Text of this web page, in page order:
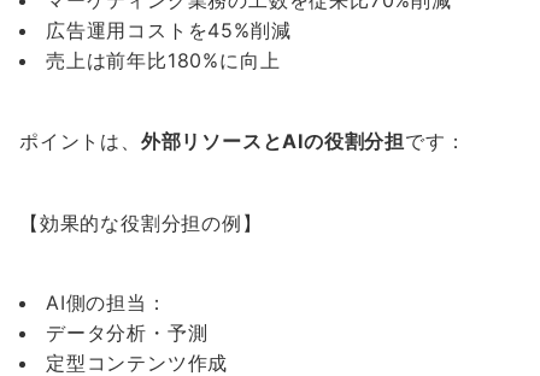
広告運用コストを45%削減
売上は前年比180%に向上
ポイントは、 外部リソースとAIの役割分担です：
【効果的な役割分担の例】
AI側の担当：
データ分析・予測
定型コンテンツ作成